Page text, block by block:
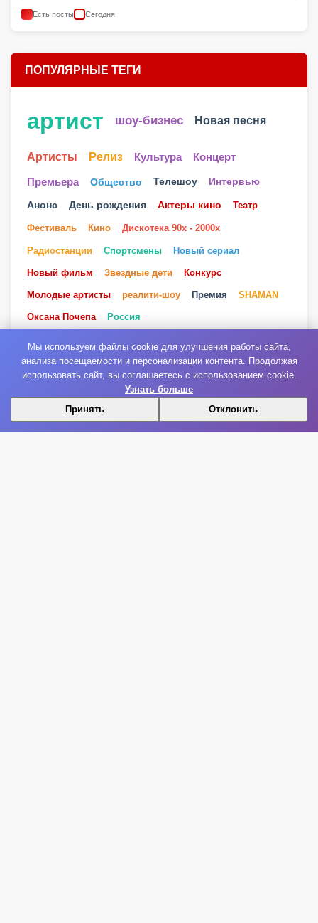
Есть посты Сегодня
ПОПУЛЯРНЫЕ ТЕГИ
артист шоу-бизнес Новая песня
Артисты Релиз Культура Концерт
Премьера Общество Телешоу Интервью
Анонс День рождения Актеры кино Театр
Фестиваль Кино Дискотека 90х - 2000х
Радиостанции Спортсмены Новый сериал
Новый фильм Звездные дети Конкурс
Молодые артисты реалити-шоу Премия SHAMAN
Оксана Почепа Россия
ПРИСОЕДИНЯЙТЕСЬ К НАМ В СОЦИАЛЬНЫХ
СЕТЯХ!
Мы используем файлы cookie для улучшения работы сайта,
анализа посещаемости и персонализации контента. Продолжая
использовать сайт, вы соглашаетесь с использованием cookie.
Узнать больше
Принять
Отклонить